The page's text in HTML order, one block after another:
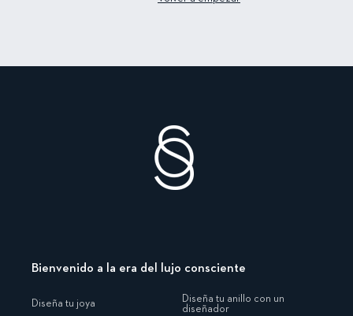
Bienvenido a la era del lujo consciente
Diseña tu joya
Diseña tu anillo con un
diseñador